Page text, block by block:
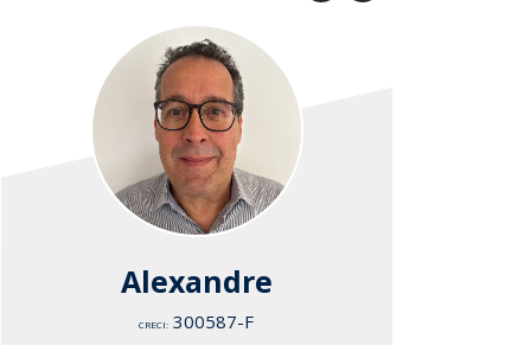
Alexandre
CRECI: 300587-F